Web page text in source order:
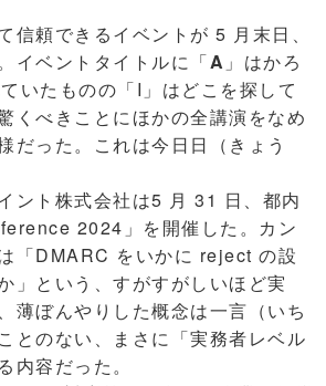
信頼できるイベントが 5 月末日、
イベントタイトルに「A 」はかろ
いたものの「I」はどこを探して
くべきことにほかの全講演をなめ
だった。これは今日日（きょう
ント株式会社は5 月 31 日、都内
2024」を開催した。カン
「DMARC をいかに reject の設
」という、すがすがしいほど実
薄ぼんやりした概念は一言（いち
とのない、まさに「実務者レベル
内容だった。